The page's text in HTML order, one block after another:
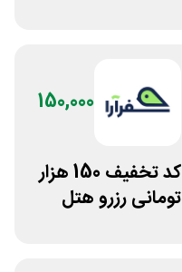
150,000
کد تخفیف 150 هزار
تومانی رزرو هتل